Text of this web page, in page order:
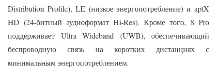
Distribution Profile), LE (низкое энергопотребление) и aptX
HD (24-битный аудиоформат Hi-Res). Кроме того, 8 Pro
поддерживает Ultra Wideband (UWB), обеспечивающий
беспроводную связь на коротких дистанциях с
минимальным энергопотреблением.